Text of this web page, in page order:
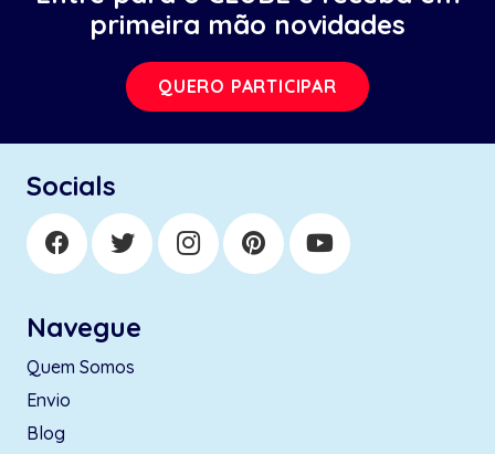
primeira mão novidades
QUERO PARTICIPAR
Socials
Navegue
Quem Somos
Envio
Blog